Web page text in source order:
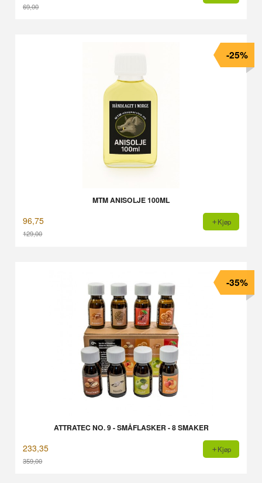
69,00
MTM ANISOLJE 100ML
96,75
129,00
-25%
Kjøp
ATTRATEC NO. 9 - SMÅFLASKER - 8 SMAKER
233,35
359,00
-35%
Kjøp